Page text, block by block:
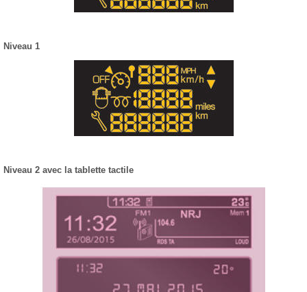
Niveau 1
Niveau 2 avec la tablette tactile